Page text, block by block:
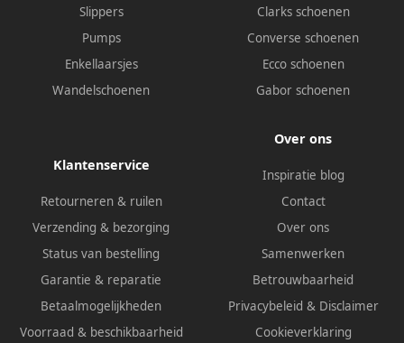
Slippers
Pumps
Enkellaarsjes
Wandelschoenen
Clarks schoenen
Converse schoenen
Ecco schoenen
Gabor schoenen
Klantenservice
Retourneren & ruilen
Verzending & bezorging
Status van bestelling
Garantie & reparatie
Betaalmogelijkheden
Voorraad & beschikbaarheid
Over ons
Inspiratie blog
Contact
Over ons
Samenwerken
Betrouwbaarheid
Privacybeleid & Disclaimer
Cookieverklaring